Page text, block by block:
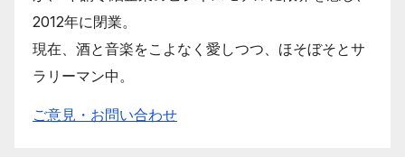
2012年に閉業。
現在、酒と音楽をこよなく愛しつつ、ほそぼそとサ
ラリーマン中。
ご意見・お問い合わせ